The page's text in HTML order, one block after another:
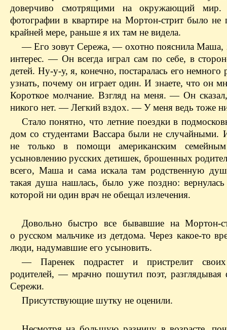
доверчиво смотрящими на окружающий мир.
фотографии в квартире на Мортон-стрит было не
крайней мере, раньше я их там не видела.
— Его зовут Сережа, — охотно пояснила Маша,
интерес. — Он всегда играл сам по себе, в
детей. Ну-у-у, я, конечно, постаралась его немного
узнать, почему он играет один. И знаете, что он
Короткое молчание. Взгляд на меня. — Он
никого нет. — Легкий вздох. — У меня ведь тоже
Стало понятно, что летние поездки в
дом со студентами Вассара были не случайными.
не только в помощи американским
усыновлению русских детишек, брошенных
всего, Маша и сама искала там родственную
такая душа нашлась, было уже поздно: вернулась
которой ни один врач не обещал излечения.
Довольно быстро все бывавшие на Мортон-
о русском мальчике из детдома. Через какое-то
люди, надумавшие его усыновить.
— Паренек подрастет и пристрелит
родителей, — мрачно пошутил поэт, разглядывая
Сережи.
Присутствующие шутку не оценили.